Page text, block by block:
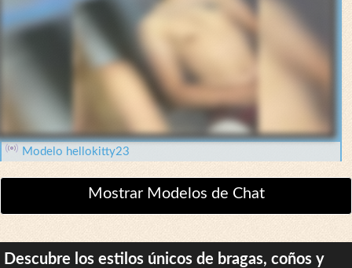
Modelo hellokitty23
Mostrar Modelos de Chat
Descubre los estilos únicos de bragas, coños y